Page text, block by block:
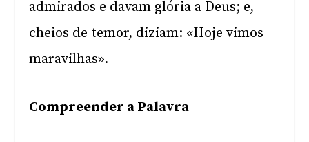
admirados e davam glória a Deus; e,
cheios de temor, diziam: «Hoje vimos
maravilhas».
Compreender a Palavra